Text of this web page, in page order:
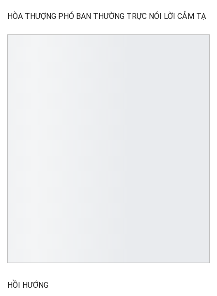
HÒA THƯỢNG PHÓ BAN THƯỜNG TRỰC NÓI LỜI CẢM TẠ
HỒI HƯỚNG